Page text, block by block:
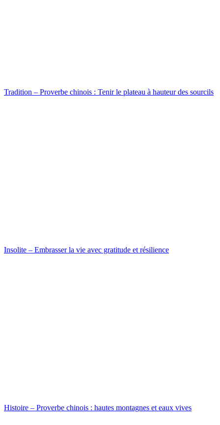
Tradition – Proverbe chinois : Tenir le plateau à hauteur des sourcils
Insolite – Embrasser la vie avec gratitude et résilience
Histoire – Proverbe chinois : hautes montagnes et eaux vives